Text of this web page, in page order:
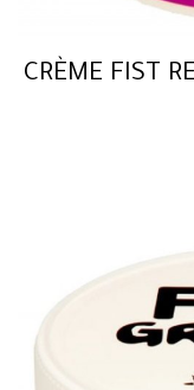
CRÈME FIST